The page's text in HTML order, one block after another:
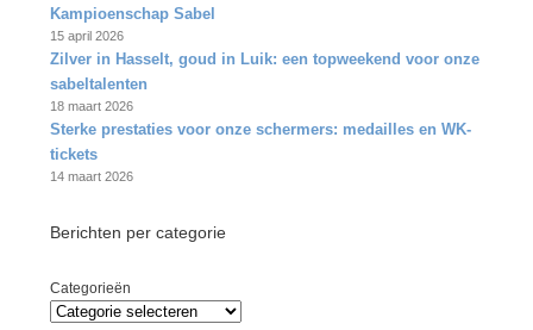
Kampioenschap Sabel
15 april 2026
Zilver in Hasselt, goud in Luik: een topweekend voor onze
sabeltalenten
18 maart 2026
Sterke prestaties voor onze schermers: medailles en WK-
tickets
14 maart 2026
Berichten per categorie
Categorieën